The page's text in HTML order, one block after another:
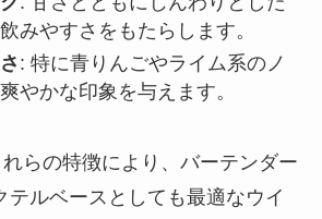
みやすさをもたらします。
: 特に青りんごやライム系のノ
やかな印象を与えます。
らの特徴により、バーテンダー
テルベースとしても最適なウイ